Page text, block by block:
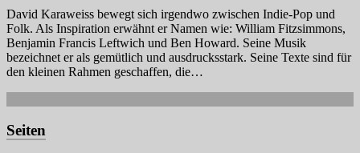
David Karaweiss bewegt sich irgendwo zwischen Indie-Pop und
Folk. Als Inspiration erwähnt er Namen wie: William Fitzsimmons,
Benjamin Francis Leftwich und Ben Howard. Seine Musik
bezeichnet er als gemütlich und ausdrucksstark. Seine Texte sind für
den kleinen Rahmen geschaffen, die…
Seiten